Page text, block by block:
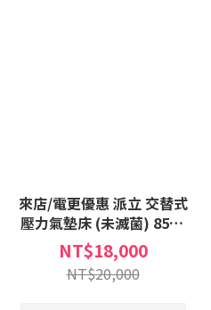
來店/電更優惠 派立 交替式
壓力氣墊床 (未滅菌) 8535
方管 4吋三管 氣墊床 B款補
助 贈:床包X1+中單X1
NT$18,000
NT$20,000